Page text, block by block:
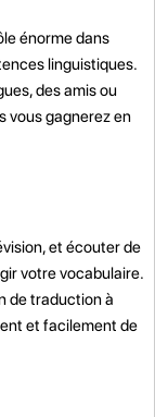
énorme dans
linguistiques.
des amis ou
vous gagnerez en
et écouter de
votre vocabulaire.
de traduction à
et facilement de